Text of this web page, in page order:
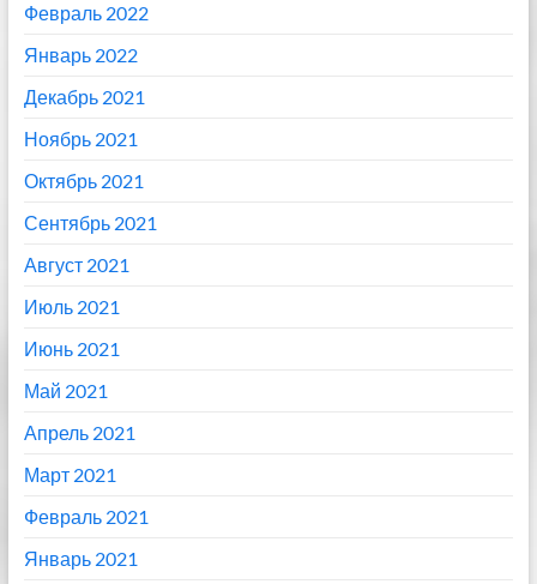
Февраль 2022
Январь 2022
Декабрь 2021
Ноябрь 2021
Октябрь 2021
Сентябрь 2021
Август 2021
Июль 2021
Июнь 2021
Май 2021
Апрель 2021
Март 2021
Февраль 2021
Январь 2021